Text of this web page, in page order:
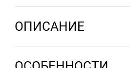
ОПИСАНИЕ